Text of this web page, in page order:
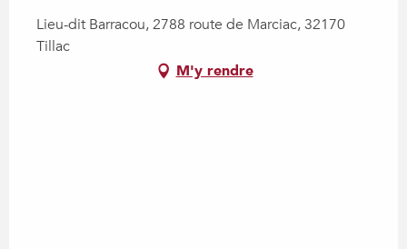
Lieu-dit Barracou, 2788 route de Marciac, 32170
Tillac
M'y rendre